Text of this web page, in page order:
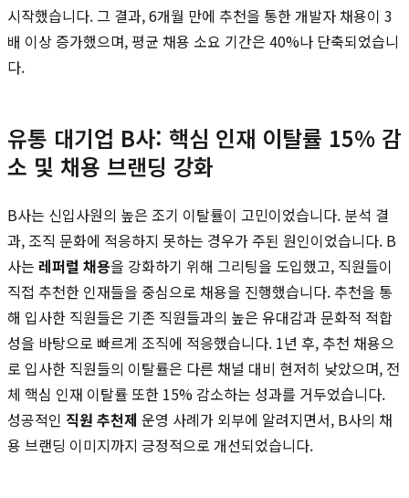
시작했습니다. 그 결과, 6개월 만에 추천을 통한 개발자 채용이 3
배 이상 증가했으며, 평균 채용 소요 기간은 40%나 단축되었습니
다.
유통 대기업 B사: 핵심 인재 이탈률 15% 감
소 및 채용 브랜딩 강화
B사는 신입사원의 높은 조기 이탈률이 고민이었습니다. 분석 결
과, 조직 문화에 적응하지 못하는 경우가 주된 원인이었습니다. B
사는 레퍼럴 채용을 강화하기 위해 그리팅을 도입했고, 직원들이
직접 추천한 인재들을 중심으로 채용을 진행했습니다. 추천을 통
해 입사한 직원들은 기존 직원들과의 높은 유대감과 문화적 적합
성을 바탕으로 빠르게 조직에 적응했습니다. 1년 후, 추천 채용으
로 입사한 직원들의 이탈률은 다른 채널 대비 현저히 낮았으며, 전
체 핵심 인재 이탈률 또한 15% 감소하는 성과를 거두었습니다.
성공적인 직원 추천제 운영 사례가 외부에 알려지면서, B사의 채
용 브랜딩 이미지까지 긍정적으로 개선되었습니다.